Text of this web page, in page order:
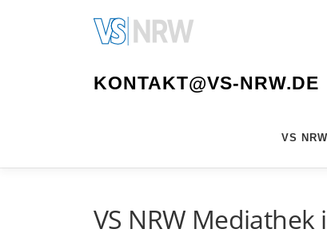
KONTAKT@VS-NRW.DE
VS NRW
VS NRW Mediathek